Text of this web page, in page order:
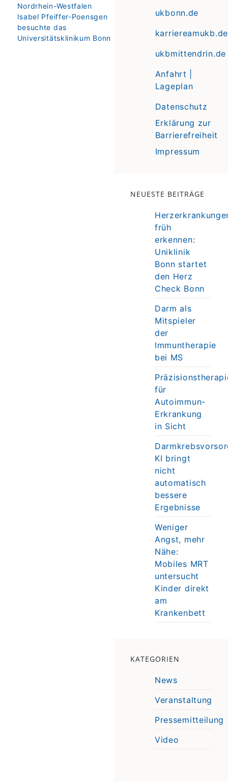
Nordrhein-Westfalen
Isabel Pfeiffer-Poensgen
besuchte das
Universitätsklinikum Bonn
ukbonn.de
karriereamukb.de
ukbmittendrin.de
Anfahrt |
Lageplan
Datenschutz
Erklärung zur
Barrierefreiheit
Impressum
NEUESTE BEITRÄGE
früh
erkennen:
Uniklinik
Bonn startet
den Herz
Check Bonn
Darm als
Mitspieler
der
Immuntherapie
bei MS
für
Autoimmun-
Erkrankung
in Sicht
KI bringt
nicht
automatisch
bessere
Ergebnisse
Weniger
Angst, mehr
Nähe:
Mobiles MRT
untersucht
Kinder direkt
am
Krankenbett
KATEGORIEN
News
Veranstaltung
Pressemitteilung
Video